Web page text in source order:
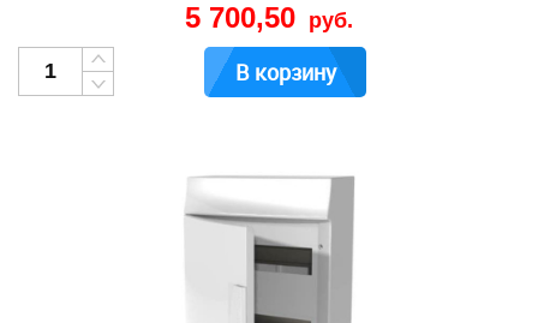
5 700,50 руб.
В корзину